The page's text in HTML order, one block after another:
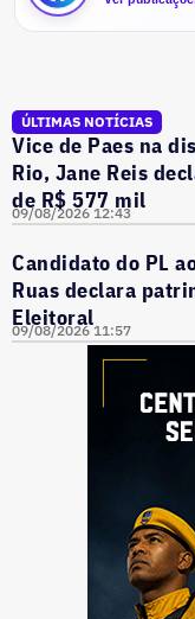
ÚLTIMAS NOTÍCIAS
Vice de Paes na
Rio, Jane Reis
de R$ 577 mil
09/08/2026 12:43
Candidato do PL
Ruas declara
Eleitoral
09/08/2026 11:57